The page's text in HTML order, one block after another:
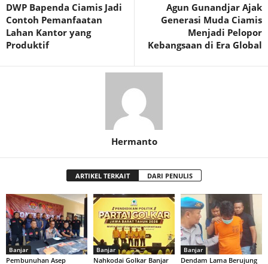
DWP Bapenda Ciamis Jadi
Contoh Pemanfaatan
Lahan Kantor yang
Produktif
Agun Gunandjar Ajak
Generasi Muda Ciamis
Menjadi Pelopor
Kebangsaan di Era Global
Hermanto
ARTIKEL TERKAIT DARI PENULIS
Banjar
Pembunuhan Asep
Banjar
Nahkodai Golkar Banjar
Banjar
Dendam Lama Berujung